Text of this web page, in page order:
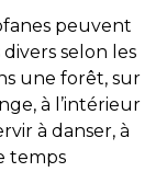
peuvent
selon les
une forêt, sur
à l’intérieur
à danser, à
temps